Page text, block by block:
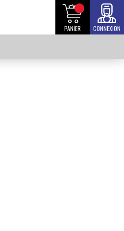
PANIER CONNEXION